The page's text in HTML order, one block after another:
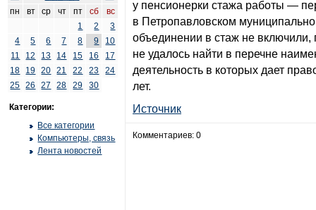
пн вт ср чт пт сб
вс
1
2
3
4
5 6 7 8 9
10
11
12 13 14 15 16
17
18
19 20 21 22 23
24
25
26 27 28 29 30
Категории:
Все категории
Компьютеры, связь
Лента новостей
у пенсионерки стажа работы —
в Петропавловском
объединении в стаж не включили,
не удалось найти в перечне
деятельность в которых дает
лет.
Источник
Комментариев: 0